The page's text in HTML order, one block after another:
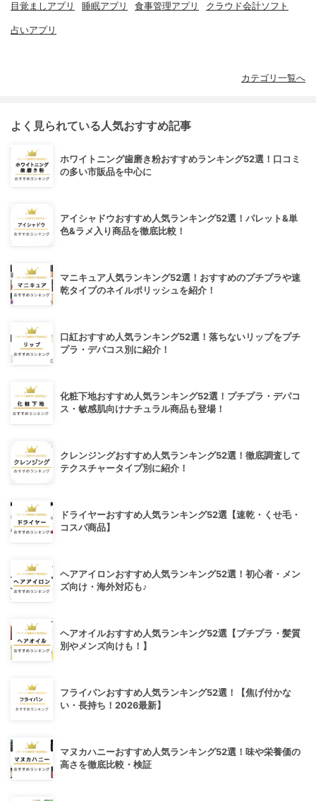
目覚ましアプリ 睡眠アプリ 食事管理アプリ クラウド会計ソフト
占いアプリ
カテゴリ一覧へ
よく見られている人気おすすめ記事
ホワイトニング歯磨き粉おすすめランキング52選！口コミ
の多い市販品を中心に
アイシャドウおすすめ人気ランキング52選！パレット&単
色&ラメ入り商品を徹底比較！
マニキュア人気ランキング52選！おすすめのプチプラや速
乾タイプのネイルポリッシュを紹介！
口紅おすすめ人気ランキング52選！落ちないリップをプチ
プラ・デパコス別に紹介！
化粧下地おすすめ人気ランキング52選！プチプラ・デパコ
ス・敏感肌向けナチュラル商品も登場！
クレンジングおすすめ人気ランキング52選！徹底調査して
テクスチャータイプ別に紹介！
ドライヤーおすすめ人気ランキング52選【速乾・くせ毛・
コスパ商品】
ヘアアイロンおすすめ人気ランキング52選！初心者・メン
ズ向け・海外対応も♪
ヘアオイルおすすめ人気ランキング52選【プチプラ・髪質
別やメンズ向けも！】
フライパンおすすめ人気ランキング52選！【焦げ付かな
い・長持ち！2026最新】
マヌカハニーおすすめ人気ランキング52選！味や栄養価の
高さを徹底比較・検証